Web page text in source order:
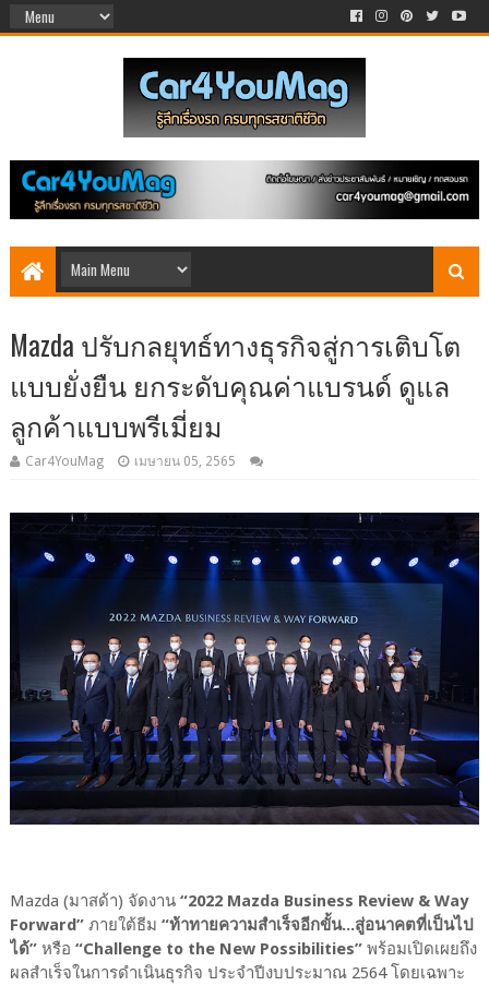
Mazda ปรับกลยุทธ์ทางธุรกิจสู่การเติบโต
แบบยั่งยืน ยกระดับคุณค่าแบรนด์ ดูแล
ลูกค้าแบบพรีเมี่ยม
Car4YouMag เมษายน 05, 2565
Mazda (มาสด้า) จัดงาน “2022 Mazda Business Review & Way
Forward”ภายใต้ธีม “ท้าทายความสำเร็จอีกขั้น...สู่อนาคตที่เป็นไป
ได้”หรือ “Challenge to the New Possibilities”พร้อมเปิดเผยถึง
ผลสำเร็จในการดำเนินธุรกิจ ประจำปีงบประมาณ 2564 โดยเฉพาะ